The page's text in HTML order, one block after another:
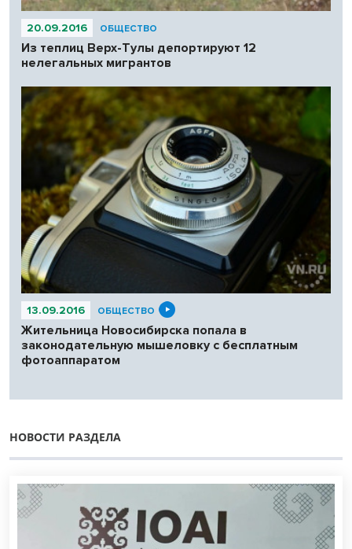
20.09.2016 ОБЩЕСТВО
Из теплиц Верх-Тулы депортируют 12
нелегальных мигрантов
13.09.2016 ОБЩЕСТВО
Жительница Новосибирска попала в
законодательную мышеловку с бесплатным
фотоаппаратом
НОВОСТИ РАЗДЕЛА